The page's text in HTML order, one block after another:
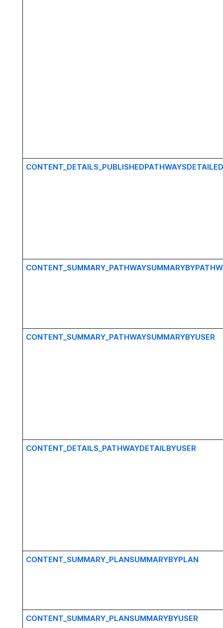
CONTENT_DETAILS_PUBLISHEDPATHWAYSDETAILED
CONTENT_SUMMARY_PATHWAYSUMMARYBYUSER
CONTENT_DETAILS_PATHWAYDETAILBYUSER
CONTENT_SUMMARY_PLANSUMMARYBYPLAN
CONTENT_SUMMARY_PLANSUMMARYBYUSER